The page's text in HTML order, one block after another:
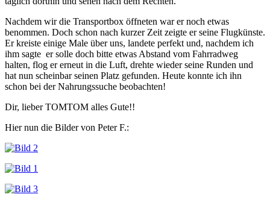
Nachdem wir die Transportbox öffneten war er noch etwas
benommen. Doch schon nach kurzer Zeit zeigte er seine Flugkünste.
Er kreiste einige Male über uns, landete perfekt und, nachdem ich
ihm sagte er solle doch bitte etwas Abstand vom Fahrradweg
halten, flog er erneut in die Luft, drehte wieder seine Runden und
hat nun scheinbar seinen Platz gefunden. Heute konnte ich ihn
schon bei der Nahrungssuche beobachten!
Dir, lieber TOMTOM alles Gute!!
Hier nun die Bilder von Peter F.: